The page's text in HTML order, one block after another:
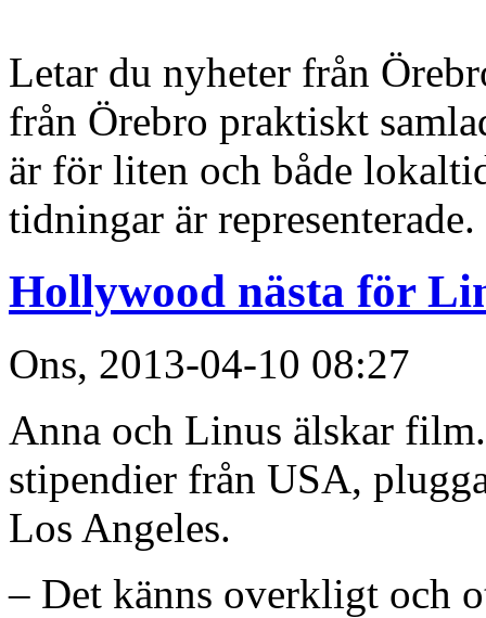
Letar du nyheter från
från Örebro praktiskt
är för liten och både
tidningar är representerade.
Hollywood nästa för
Ons, 2013-04-10 08:27
Anna och Linus älskar
stipendier från USA,
Los Angeles.
– Det känns overkligt och